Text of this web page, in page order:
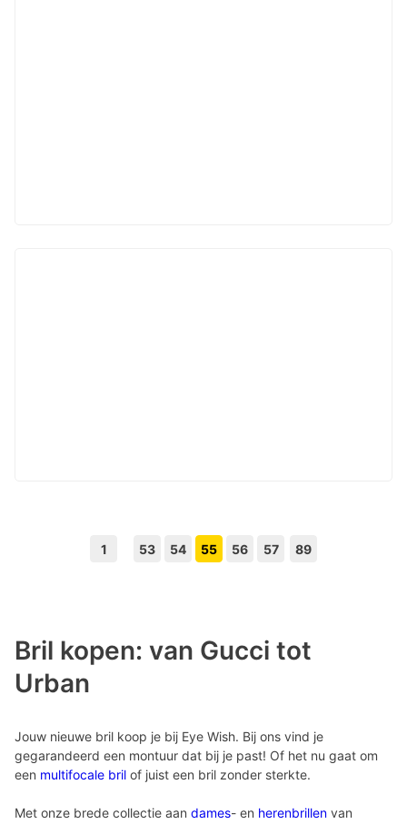
1 53 54 55 56 57 89
Bril kopen: van Gucci tot
Urban
Jouw nieuwe bril koop je bij Eye Wish. Bij ons vind je
gegarandeerd een montuur dat bij je past! Of het nu gaat om
een multifocale bril of juist een bril zonder sterkte.
Met onze brede collectie aan dames- en herenbrillen van